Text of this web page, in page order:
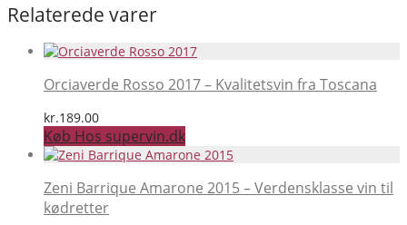
Relaterede varer
Orciaverde Rosso 2017 – Kvalitetsvin fra Toscana
kr.189.00
Køb Hos supervin.dk
Zeni Barrique Amarone 2015 – Verdensklasse vin til
kødretter